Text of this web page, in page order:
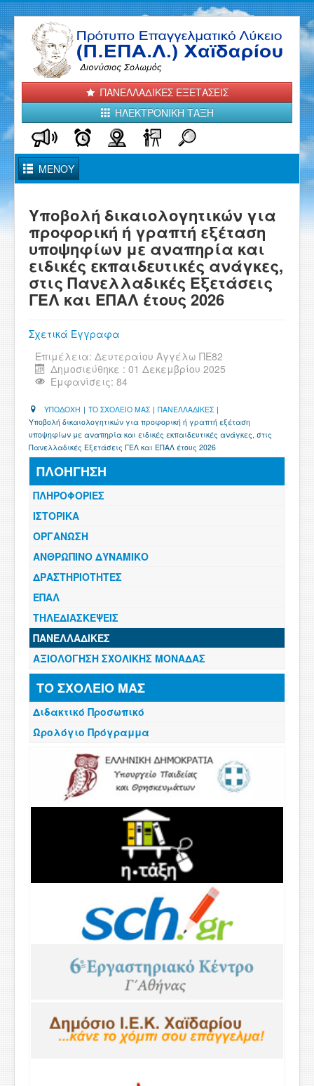
ΠΑΝΕΛΛΑΔΙΚΕΣ ΕΞΕΤΑΣΕΙΣ
ΗΛΕΚΤΡΟΝΙΚΗ ΤΑΞΗ
Toggle
Navigation
ΜΕΝΟΥ
ΤΟ ΣΧΟΛΕΙΟ ΜΑΣ
ΑΝΑΚΟΙΝΩΣΕΙΣ - ΝΕΑ
ΤΟΜΕΙΣ και ΕΙΔΙΚΟΤΗΤΕΣ
ΕΠΙΚΟΙΝΩΝΙΑ
ΠΕΡΙΟΧΗ ΜΕΛΩΝ
Υποβολή δικαιολογητικών για
προφορική ή γραπτή εξέταση
υποψηφίων με αναπηρία και
ειδικές εκπαιδευτικές ανάγκες,
στις Πανελλαδικές Εξετάσεις
ΓΕΛ και ΕΠΑΛ έτους 2026
Σχετικά Έγγραφα
Επιμέλεια: Δευτεραίου Αγγέλω ΠΕ82
Δημοσιεύθηκε : 01 Δεκεμβρίου 2025
Εμφανίσεις: 84
ΥΠΟΔΟΧΗ | ΤΟ ΣΧΟΛΕΙΟ ΜΑΣ | ΠΑΝΕΛΛΑΔΙΚΕΣ |
Υποβολή δικαιολογητικών για προφορική ή γραπτή εξέταση
υποψηφίων με αναπηρία και ειδικές εκπαιδευτικές ανάγκες, στις
Πανελλαδικές Εξετάσεις ΓΕΛ και ΕΠΑΛ έτους 2026
ΠΛΟΗΓΗΣΗ
ΠΛΗΡΟΦΟΡΙΕΣ
ΙΣΤΟΡΙΚΑ
ΟΡΓΑΝΩΣΗ
ΑΝΘΡΩΠΙΝΟ ΔΥΝΑΜΙΚΟ
ΔΡΑΣΤΗΡΙΟΤΗΤΕΣ
ΕΠΑΛ
ΤΗΛΕΔΙΑΣΚΕΨΕΙΣ
ΠΑΝΕΛΛΑΔΙΚΕΣ
ΑΞΙΟΛΟΓΗΣΗ ΣΧΟΛΙΚΗΣ ΜΟΝΑΔΑΣ
ΤΟ ΣΧΟΛΕΙΟ ΜΑΣ
Διδακτικό Προσωπικό
Ωρολόγιο Πρόγραμμα